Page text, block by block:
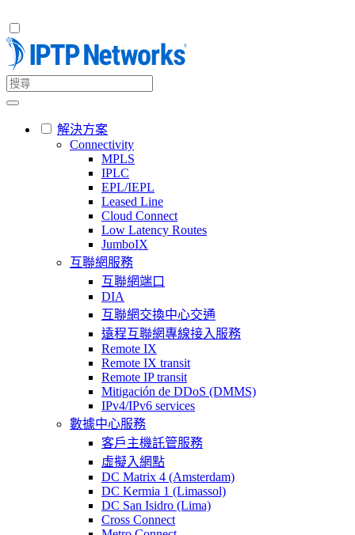
解決方案
Connectivity
MPLS
IPLC
EPL/IEPL
Leased Line
Cloud Connect
Low Latency Routes
JumboIX
互聯網服務
互聯網端口
DIA
互聯網交換中心交通
遠程互聯網專線接入服務
Remote IX
Remote IX transit
Remote IP transit
Mitigación de DDoS (DMMS)
IPv4/IPv6 services
數據中心服務
客戶主機託管服務
虛擬入網點
DC Matrix 4 (Amsterdam)
DC Kermia 1 (Limassol)
DC San Isidro (Lima)
Cross Connect